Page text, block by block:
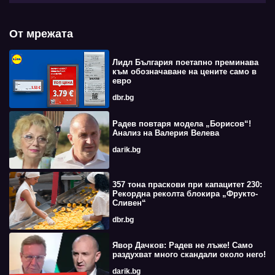
От мрежата
Лидл България поетапно преминава
към обозначаване на цените само в
евро
dbr.bg
Радев повтаря модела „Борисов“!
Анализ на Валерия Велева
darik.bg
357 тона праскови при капацитет 230:
Рекордна реколта блокира „Фрукто-
Сливен“
dbr.bg
Явор Дачков: Радев не лъже! Само
раздухват много скандали около него!
darik.bg